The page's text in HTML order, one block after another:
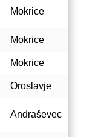
Mokrice
Mokrice
Mokrice
Oroslavje
Andraševec